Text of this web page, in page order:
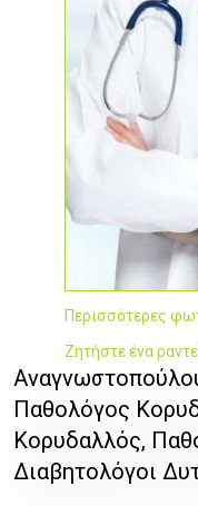
Περισσότερες
Ζητήστε ένα
Παθολόγος
Κορυδαλλός,
Διαβητολόγοι